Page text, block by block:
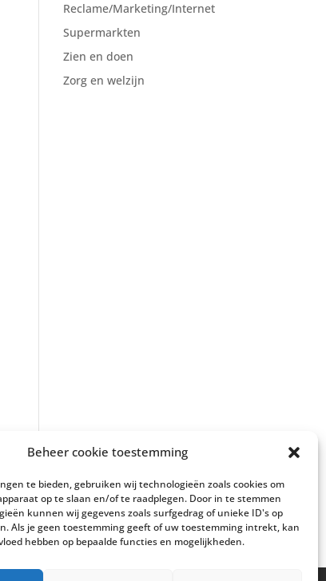
Beheer cookie toestemming
te bieden, gebruiken wij technologieën zoals cookies om
op te slaan en/of te raadplegen. Door in te stemmen
kunnen wij gegevens zoals surfgedrag of unieke ID's op
Als je geen toestemming geeft of uw toestemming intrekt, kan
hebben op bepaalde functies en mogelijkheden.
op De Dellen [1F5Wo5caP]
Reclame/Marketing/Internet
Supermarkten
Zien en doen
Zorg en welzijn